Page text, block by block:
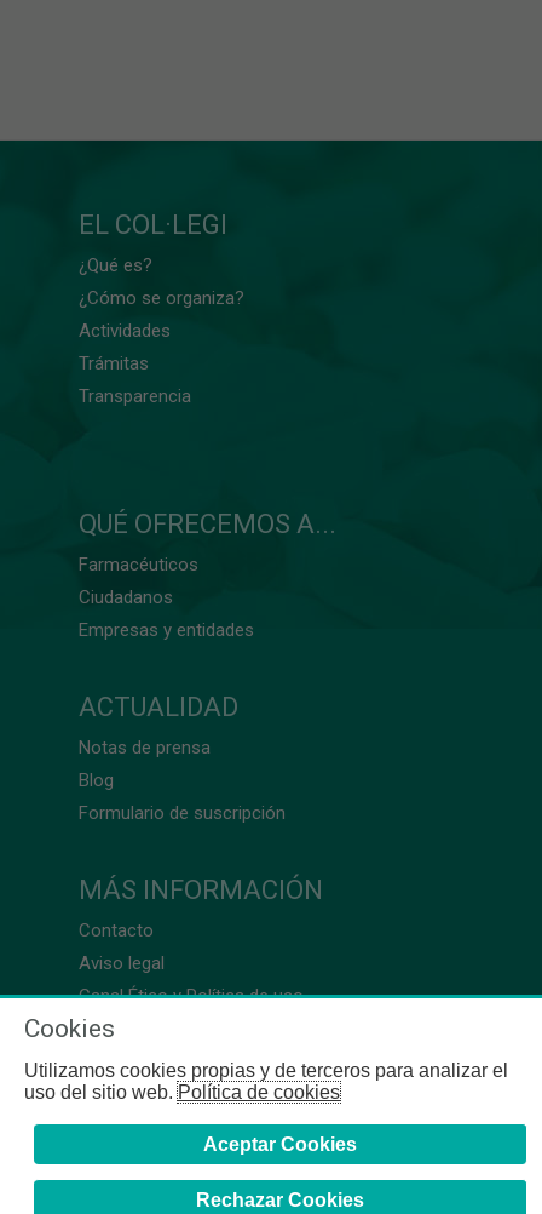
EL COL·LEGI
¿Qué es?
¿Cómo se organiza?
Actividades
Trámitas
Transparencia
QUÉ OFRECEMOS A...
Farmacéuticos
Ciudadanos
Empresas y entidades
ACTUALIDAD
Notas de prensa
Blog
Formulario de suscripción
MÁS INFORMACIÓN
Contacto
Aviso legal
Canal Ético y Política de uso
Cookies
Utilizamos cookies propias y de terceros para analizar el
uso del sitio web.Política de cookies
Aceptar Cookies
Rechazar Cookies